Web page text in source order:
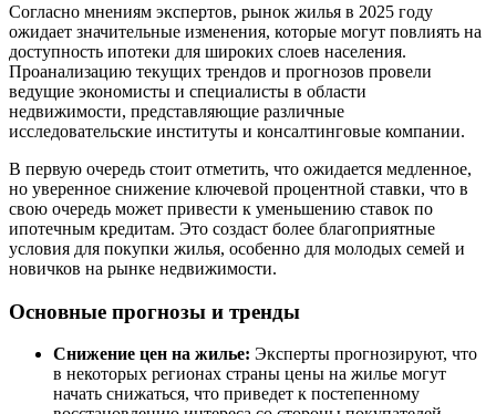
Согласно мнениям экспертов, рынок жилья в 2025 году
ожидает значительные изменения, которые могут повлиять на
доступность ипотеки для широких слоев населения.
Проанализацию текущих трендов и прогнозов провели
ведущие экономисты и специалисты в области
недвижимости, представляющие различные
исследовательские институты и консалтинговые компании.
В первую очередь стоит отметить, что ожидается медленное,
но уверенное снижение ключевой процентной ставки, что в
свою очередь может привести к уменьшению ставок по
ипотечным кредитам. Это создаст более благоприятные
условия для покупки жилья, особенно для молодых семей и
новичков на рынке недвижимости.
Основные прогнозы и тренды
Снижение цен на жилье: Эксперты прогнозируют, что
в некоторых регионах страны цены на жилье могут
начать снижаться, что приведет к постепенному